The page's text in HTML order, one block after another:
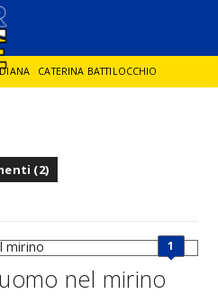
CATERINA BATTILOCCHIO
(2)
1
nel mirino